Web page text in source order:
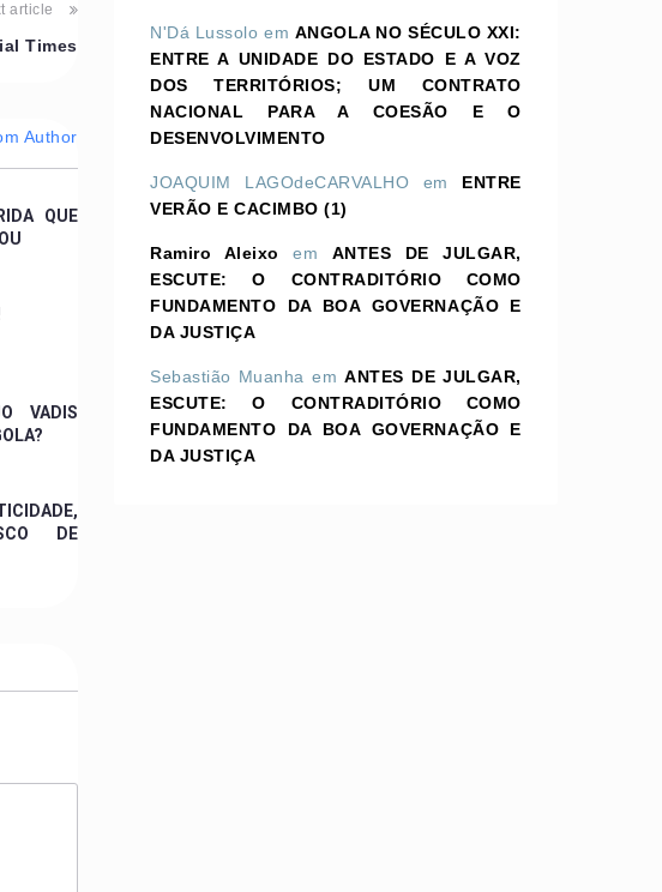
article
Times
Author
QUE
VADIS
DE
N'Dá Lussolo em ANGOLA NO SÉCULO XXI:
ENTRE A UNIDADE DO ESTADO E A VOZ
DOS TERRITÓRIOS; UM CONTRATO
NACIONAL PARA A COESÃO E O
DESENVOLVIMENTO
JOAQUIM LAGOdeCARVALHO em ENTRE
VERÃO E CACIMBO (1)
Ramiro Aleixo em ANTES DE JULGAR,
ESCUTE: O CONTRADITÓRIO COMO
FUNDAMENTO DA BOA GOVERNAÇÃO E
DA JUSTIÇA
Sebastião Muanha emANTES DE JULGAR,
ESCUTE: O CONTRADITÓRIO COMO
FUNDAMENTO DA BOA GOVERNAÇÃO E
DA JUSTIÇA